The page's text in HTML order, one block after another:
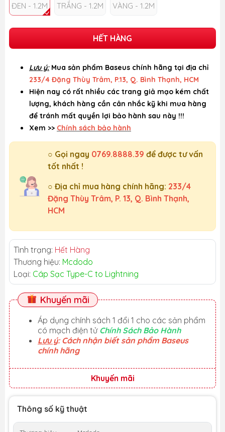
ĐEN - 1.2M TRẮNG - 1.2M VÀNG - 1.2M
HẾT HÀNG
Lưu ý: Mua sản phẩm Baseus chính hãng tại địa chỉ
233/4 Đặng Thùy Trâm, P.13, Q. Bình Thạnh, HCM
Hiện nay có rất nhiều các trang giả mạo kém chất
lượng, khách hàng cần cân nhắc kỹ khi mua hàng
để tránh mất quyền lợi bảo hành sau này !!!
Xem >> Chính sách bảo hành
○ Gọi ngay 0769.8888.39 để được tư vấn
tốt nhất !
○ Địa chỉ mua hàng chính hãng: 233/4
Đặng Thùy Trâm, P. 13, Q. Bình Thạnh,
HCM
Tình trạng: Hết Hàng
Thương hiệu: Mcdodo
Loại: Cáp Sạc Type-C to Lightning
Khuyến mãi
Áp dụng chính sách 1 đổi 1 cho các sản phẩm
có mạch điện tử Chính Sách Bảo Hành
Lưu ý: Cách nhận biết sản phẩm Baseus
chính hãng
Khuyến mãi
Thông số kỹ thuật